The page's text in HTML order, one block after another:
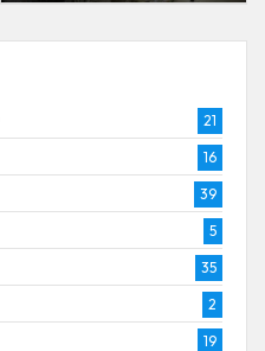
21
16
39
5
35
2
19